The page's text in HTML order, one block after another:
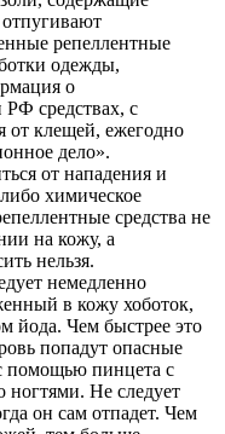
репеллентные
одежды,
о
РФ средствах, с
клещей, ежегодно
дело».
от нападения и
химическое
средства не
на кожу, а
нельзя.
немедленно
в кожу хоботок,
йода. Чем быстрее это
попадут опасные
помощью пинцета с
ногтями. Не следует
он сам отпадет. Чем